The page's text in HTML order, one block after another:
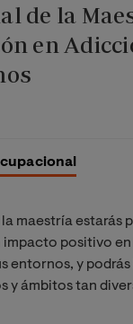
en
en
de la
en
maestría estarás
impacto positivo en
entornos, y
y ámbitos tan